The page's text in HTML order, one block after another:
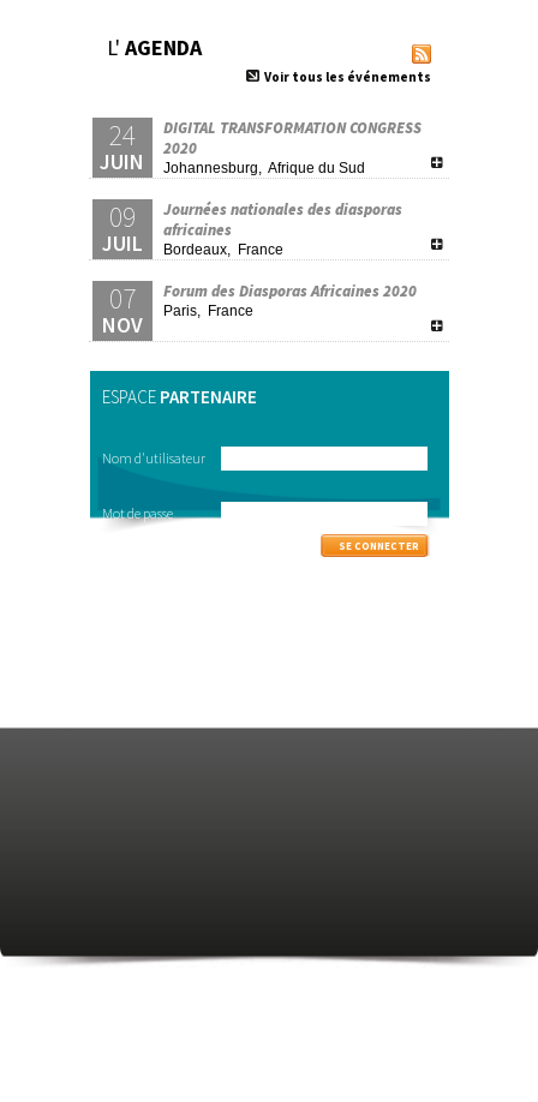
L' AGENDA
Voir tous les événements
24
JUIN
DIGITAL TRANSFORMATION CONGRESS
2020
Johannesburg, Afrique du Sud
09
JUIL
Journées nationales des diasporas
africaines
Bordeaux, France
07
NOV
Forum des Diasporas Africaines 2020
Paris, France
ESPACE PARTENAIRE
Nom d'utilisateur
Mot de passe